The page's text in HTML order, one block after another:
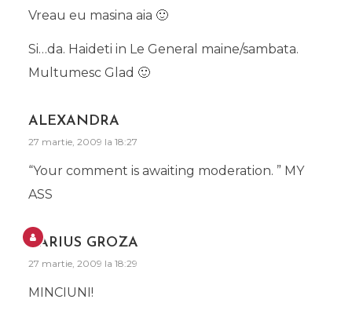
Vreau eu masina aia 🙂
Si…da. Haideti in Le General maine/sambata.
Multumesc Glad 🙂
ALEXANDRA
27 martie, 2009 la 18:27
“Your comment is awaiting moderation. ” MY
ASS
DARIUS GROZA
27 martie, 2009 la 18:29
MINCIUNI!